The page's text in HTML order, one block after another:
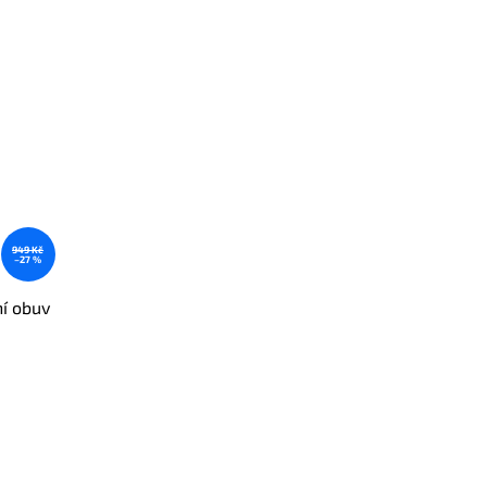
949 Kč
–27 %
obuv